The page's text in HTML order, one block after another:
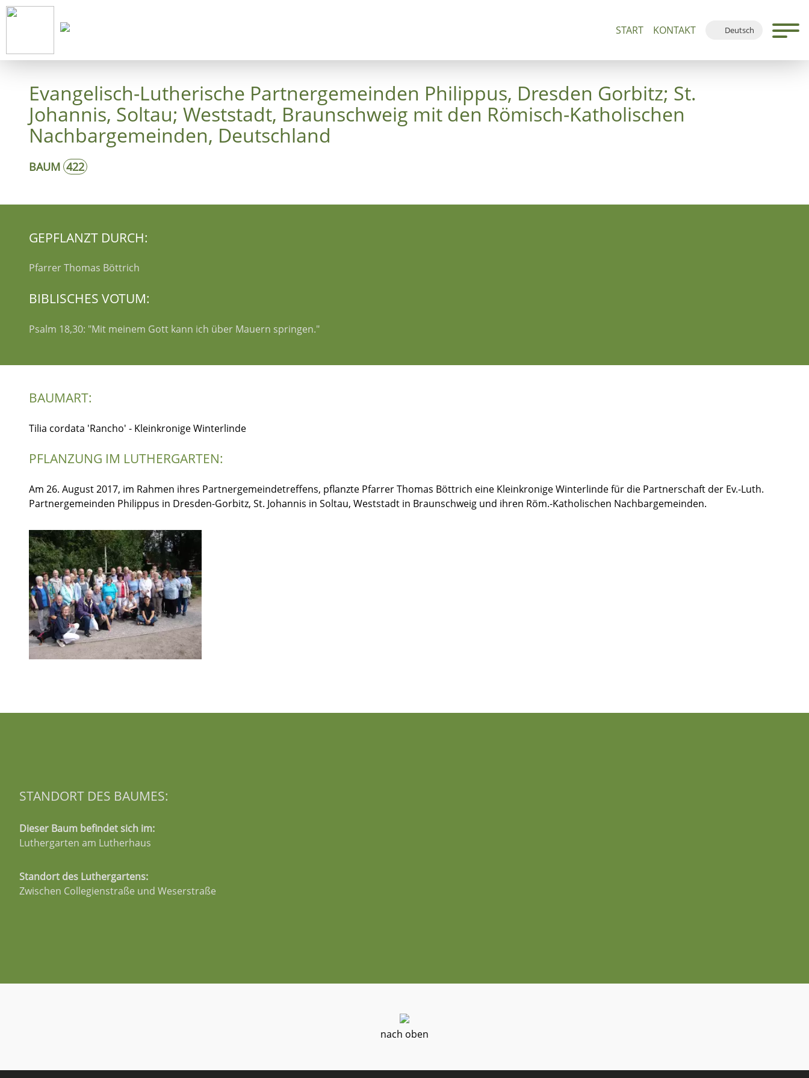
START KONTAKT
Deutsch
Ortsplan
Evangelisch-Lutherische Partnergemeinden Philippus, Dresden Gorbitz; St.
Johannis, Soltau; Weststadt, Braunschweig mit den Römisch-Katholischen
Nachbargemeinden, Deutschland
BAUM 422
GEPFLANZT DURCH:
Pfarrer Thomas Böttrich
BIBLISCHES VOTUM:
Psalm 18,30: "Mit meinem Gott kann ich über Mauern springen."
BAUMART:
Tilia cordata 'Rancho' - Kleinkronige Winterlinde
PFLANZUNG IM LUTHERGARTEN:
Am 26. August 2017, im Rahmen ihres Partnergemeindetreffens, pflanzte Pfarrer Thomas Böttrich eine Kleinkronige Winterlinde für die Partnerschaft der Ev.-Luth.
Partnergemeinden Philippus in Dresden-Gorbitz, St. Johannis in Soltau, Weststadt in Braunschweig und ihren Röm.-Katholischen Nachbargemeinden.
STANDORT DES BAUMES:
Dieser Baum befindet sich im:
Luthergarten am Lutherhaus
Standort des Luthergartens:
Zwischen Collegienstraße und Weserstraße
nach oben